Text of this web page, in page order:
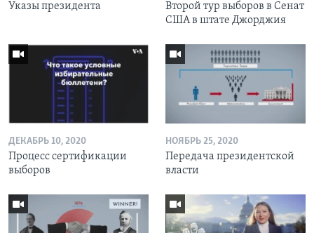
Указы президента
Второй тур выборов в Сенат
США в штате Джорджия
ДЕКАБРЬ 10, 2020
Процесс сертификации
выборов
НОЯБРЬ 25, 2020
Передача президентской
власти